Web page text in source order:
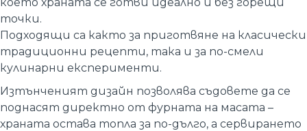
точки.
Подходящи са както за приготвяне на класически
традиционни рецепти, така и за по-смели
кулинарни експерименти.
Изтънченият дизайн позволява съдовете да се
поднасят директно от фурната на масата –
храната остава топла за по-дълго, а сервирането